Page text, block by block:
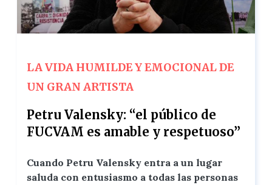
LA VIDA HUMILDE Y EMOCIONAL DE
UN GRAN ARTISTA
Petru Valensky: “el público de
FUCVAM es amable y respetuoso”
Cuando Petru Valensky entra a un lugar
saluda con entusiasmo a todas las personas